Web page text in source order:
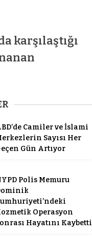
karşılaştığı
Camiler ve İslami
Sayısı Her
Gün Artıyor
Polis Memuru
Operasyon
Hayatını Kaybetti